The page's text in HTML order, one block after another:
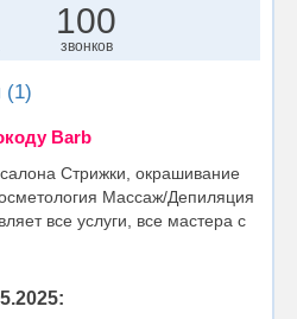
100
звонков
(1)
Barb
Стрижки, окрашивание
Массаж/Депиляция
все услуги, все мастера с